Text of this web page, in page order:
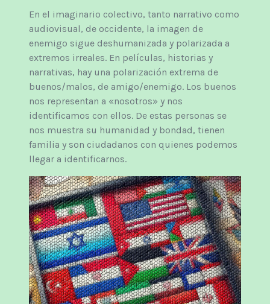
En el imaginario colectivo, tanto narrativo como
audiovisual, de occidente, la imagen de
enemigo sigue deshumanizada y polarizada a
extremos irreales. En películas, historias y
narrativas, hay una polarización extrema de
buenos/malos, de amigo/enemigo. Los buenos
nos representan a «nosotros» y nos
identificamos con ellos. De estas personas se
nos muestra su humanidad y bondad, tienen
familia y son ciudadanos con quienes podemos
llegar a identificarnos.